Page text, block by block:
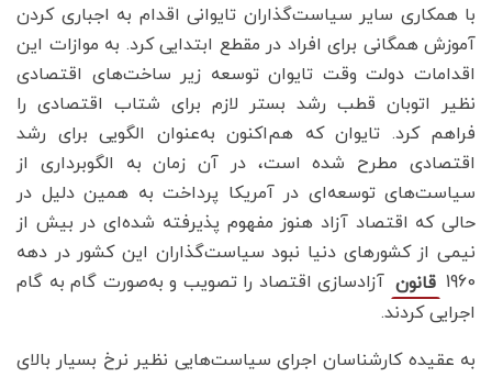
با همکاری سایر سیاست‌گذاران تایوانی اقدام به اجباری کردن
آموزش همگانی برای افراد در مقطع ابتدایی کرد. به موازات این
اقدامات دولت وقت تایوان توسعه زیر ساخت‌های اقتصادی
نظیر اتوبان قطب رشد بستر لازم برای شتاب اقتصادی را
فراهم کرد. تایوان که هم‌اکنون به‌عنوان الگویی برای رشد
اقتصادی مطرح شده است، در آن زمان به الگوبرداری از
سیاست‌های توسعه‌ای در آمریکا پرداخت به همین دلیل در
حالی که اقتصاد آزاد هنوز مفهوم پذیرفته شده‌ای در بیش از
نیمی از کشورهای دنیا نبود سیاست‌گذاران این کشور در دهه
1960 قانون آزاد‌سازی اقتصاد را تصویب و به‌صورت گام به گام
اجرایی کردند.
به عقیده کارشناسان اجرای سیاست‌هایی نظیر نرخ بسیار بالای